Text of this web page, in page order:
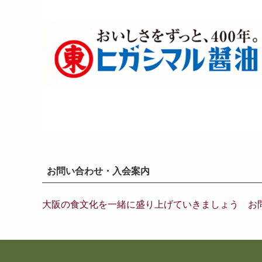
お問い合わせ・入会案内
大阪の食文化を一緒に盛り上げていきましょう お